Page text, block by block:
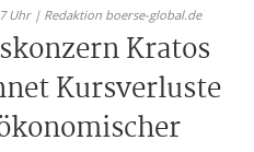
Uhr | Redaktion boerse-global.de
Kratos
Kursverluste